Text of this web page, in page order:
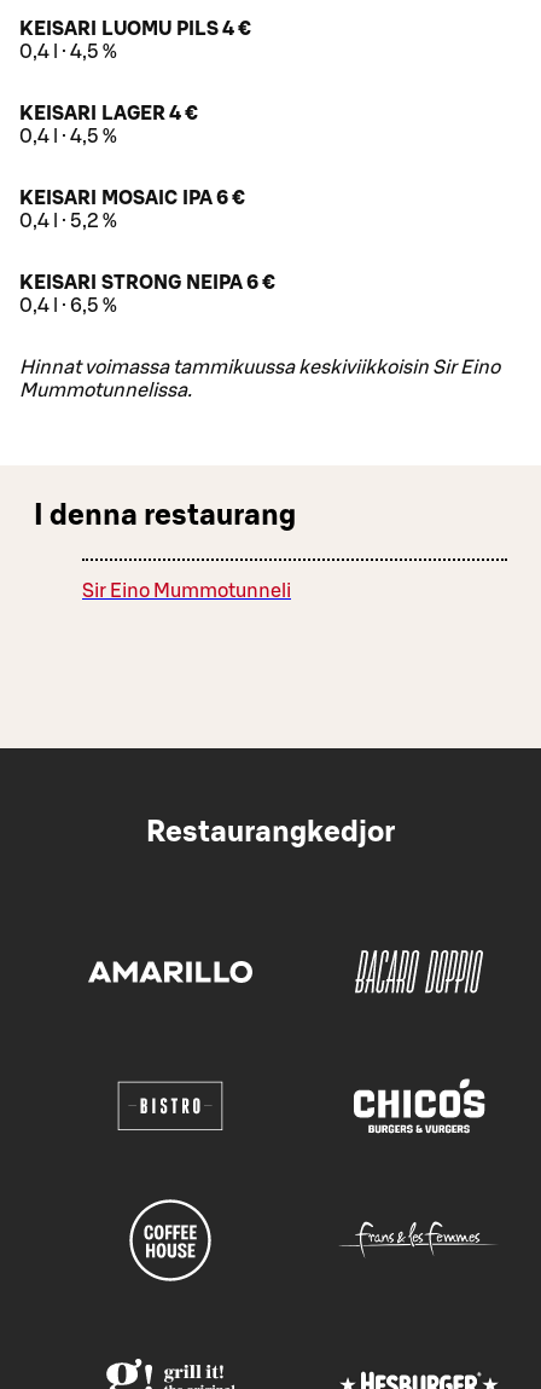
KEISARI LUOMU PILS 4 €
0,4 l · 4,5 %
KEISARI LAGER 4 €
0,4 l · 4,5 %
KEISARI MOSAIC IPA 6 €
0,4 l · 5,2 %
KEISARI STRONG NEIPA 6 €
0,4 l · 6,5 %
Hinnat voimassa tammikuussa keskiviikkoisin Sir Eino
Mummotunnelissa.
I denna restaurang
Sir Eino Mummotunneli
Restaurangkedjor